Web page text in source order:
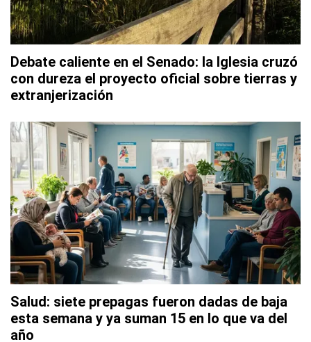
Debate caliente en el Senado: la Iglesia cruzó
con dureza el proyecto oficial sobre tierras y
extranjerización
Salud: siete prepagas fueron dadas de baja
esta semana y ya suman 15 en lo que va del
año